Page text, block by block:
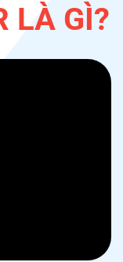
LÀ GÌ?